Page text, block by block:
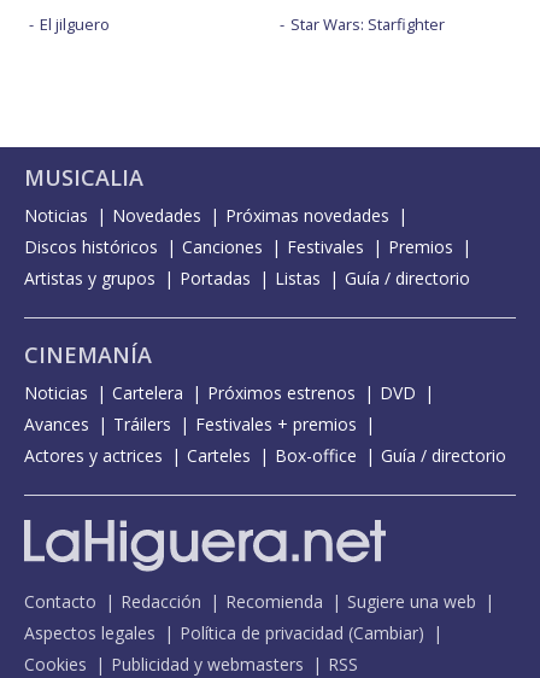
El jilguero
Star Wars: Starfighter
MUSICALIA
Noticias Novedades
Próximas novedades
Discos históricos
Canciones Festivales
Premios
Artistas y grupos
Portadas Listas Guía / directorio
CINEMANÍA
Noticias Cartelera Próximos estrenos
DVD
Avances
Tráilers
Festivales + premios
Actores y actrices
Carteles Box-office Guía / directorio
Contacto Redacción Recomienda
Sugiere una web
Aspectos legales
Política de privacidad (Cambiar)
Cookies
Publicidad y webmasters RSS